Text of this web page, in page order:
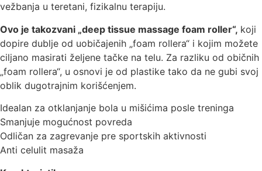
vežbanja u teretani, fizikalnu terapiju.
Ovo je takozvani „deep tissue massage foam roller“, koji
dopire dublje od uobičajenih „foam rollera“ i kojim možete
ciljano masirati željene tačke na telu. Za razliku od običnih
„foam rollera“, u osnovi je od plastike tako da ne gubi svoj
oblik dugotrajnim korišćenjem.
Idealan za otklanjanje bola u mišićima posle treninga
Smanjuje mogućnost povreda
Odličan za zagrevanje pre sportskih aktivnosti
Anti celulit masaža